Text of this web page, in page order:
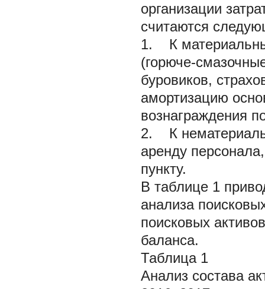
организации
считаются
1. К
(горюче-
буровиков,
амортизацию
вознаграждения
2. К
аренду
пункту.
В таблице 1
анализа
поисковых
баланса.
Таблица 1
Анализ состава